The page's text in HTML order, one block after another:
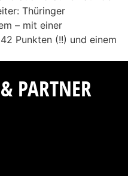
Thüringer
– mit einer
Punkten (!!) und einem
PARTNER